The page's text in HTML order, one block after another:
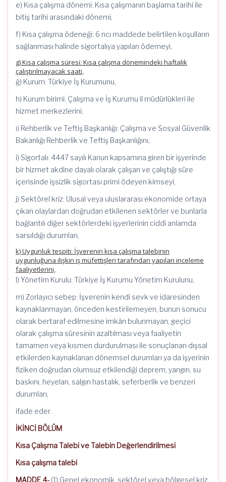
e) Kısa çalışma dönemi: Kısa çalışmanın başlama tarihi ile
bitiş tarihi arasındaki dönemi,
f) Kısa çalışma ödeneği: 6 ncı maddede belirtilen koşulların
sağlanması halinde sigortalıya yapılan ödemeyi,
g) Kısa çalışma süresi: Kısa çalışma dönemindeki haftalık
çalıştırılmayacak saati,
ğ) Kurum: Türkiye İş Kurumunu,
h) Kurum birimi: Çalışma ve İş Kurumu il müdürlükleri ile
hizmet merkezlerini,
ı) Rehberlik ve Teftiş Başkanlığı: Çalışma ve Sosyal Güvenlik
Bakanlığı Rehberlik ve Teftiş Başkanlığını,
i) Sigortalı: 4447 sayılı Kanun kapsamına giren bir işyerinde
bir hizmet akdine dayalı olarak çalışan ve çalıştığı süre
içerisinde işsizlik sigortası primi ödeyen kimseyi,
j) Sektörel kriz: Ulusal veya uluslararası ekonomide ortaya
çıkan olaylardan doğrudan etkilenen sektörler ve bunlarla
bağlantılı diğer sektörlerdeki işyerlerinin ciddi anlamda
sarsıldığı durumları,
k) Uygunluk tespiti: İşverenin kısa çalışma talebinin
uygunluğuna ilişkin iş müfettişleri tarafından yapılan inceleme
faaliyetlerini,
l) Yönetim Kurulu: Türkiye İş Kurumu Yönetim Kurulunu,
m) Zorlayıcı sebep: İşverenin kendi sevk ve idaresinden
kaynaklanmayan, önceden kestirilemeyen, bunun sonucu
olarak bertaraf edilmesine imkân bulunmayan, geçici
olarak çalışma süresinin azaltılması veya faaliyetin
tamamen veya kısmen durdurulması ile sonuçlanan dışsal
etkilerden kaynaklanan dönemsel durumları ya da işyerinin
fiziken doğrudan olumsuz etkilendiği deprem, yangın, su
baskını, heyelan, salgın hastalık, seferberlik ve benzeri
durumları,
ifade eder.
İKİNCİ BÖLÜM
Kısa Çalışma Talebi ve Talebin Değerlendirilmesi
Kısa çalışma talebi
MADDE 4- (1) Genel ekonomik, sektörel veya bölgesel kriz,